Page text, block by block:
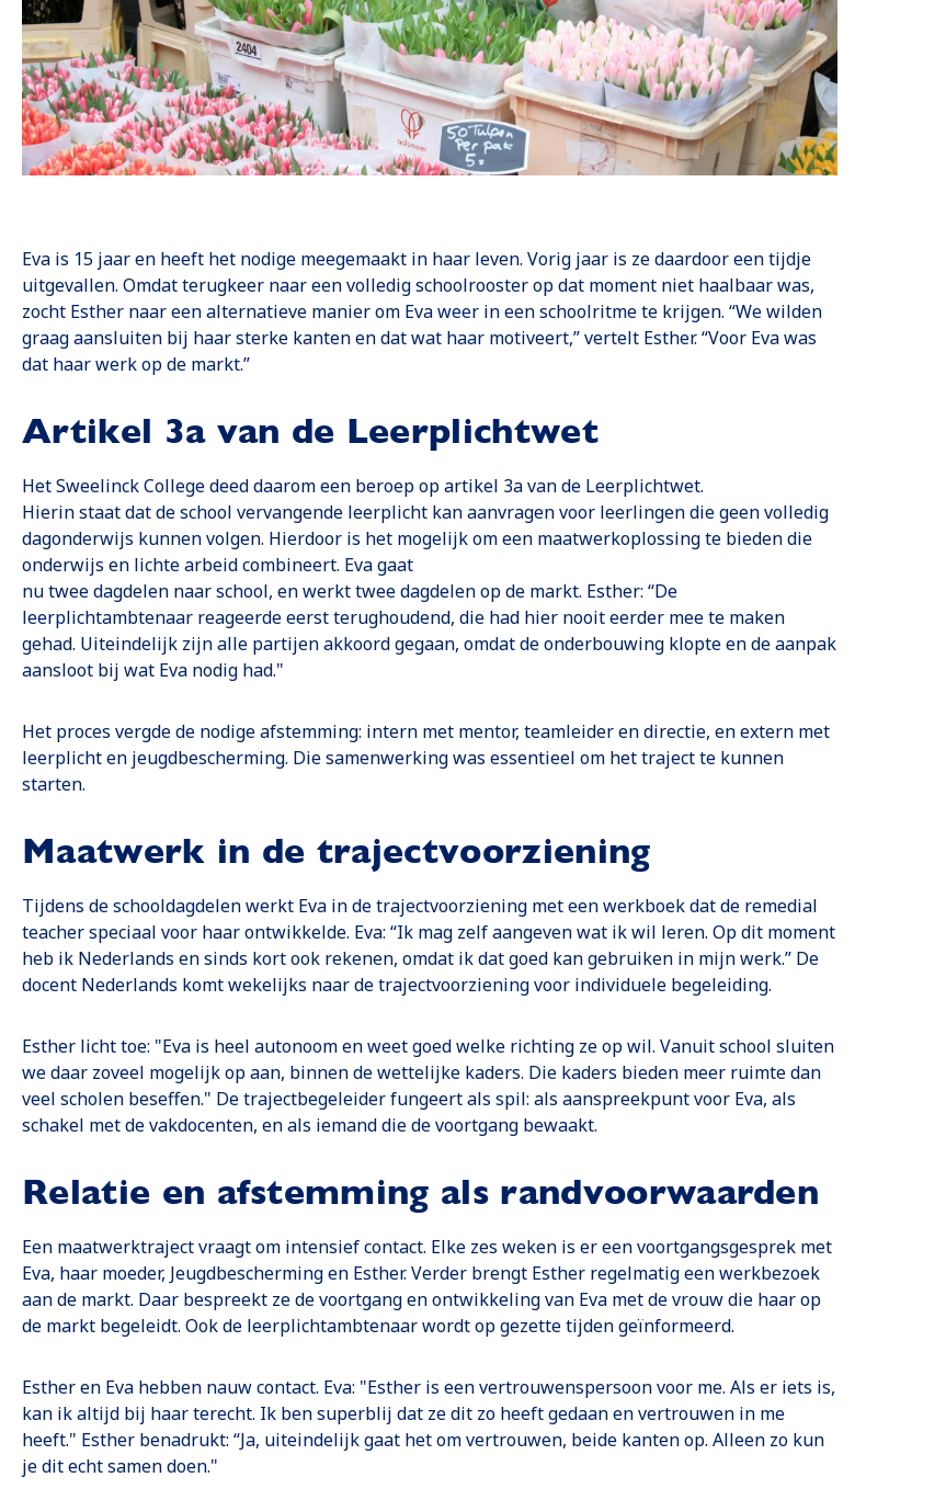
Eva is 15 jaar en heeft het nodige meegemaakt in haar leven. Vorig jaar is ze daardoor een tijdje
uitgevallen. Omdat terugkeer naar een volledig schoolrooster op dat moment niet haalbaar was,
zocht Esther naar een alternatieve manier om Eva weer in een schoolritme te krijgen. “We wilden
graag aansluiten bij haar sterke kanten en dat wat haar motiveert,” vertelt Esther. “Voor Eva was
dat haar werk op de markt.”
Artikel 3a van de Leerplichtwet
Het Sweelinck College deed daarom een beroep op artikel 3a van de Leerplichtwet.
Hierin staat dat de school vervangende leerplicht kan aanvragen voor leerlingen die geen volledig
dagonderwijs kunnen volgen. Hierdoor is het mogelijk om een maatwerkoplossing te bieden die
onderwijs en lichte arbeid combineert. Eva gaat
nu twee dagdelen naar school, en werkt twee dagdelen op de markt. Esther: “De
leerplichtambtenaar reageerde eerst terughoudend, die had hier nooit eerder mee te maken
gehad. Uiteindelijk zijn alle partijen akkoord gegaan, omdat de onderbouwing klopte en de aanpak
aansloot bij wat Eva nodig had."
Het proces vergde de nodige afstemming: intern met mentor, teamleider en directie, en extern met
leerplicht en jeugdbescherming. Die samenwerking was essentieel om het traject te kunnen
starten.
Maatwerk in de trajectvoorziening
Tijdens de schooldagdelen werkt Eva in de trajectvoorziening met een werkboek dat de remedial
teacher speciaal voor haar ontwikkelde. Eva: “Ik mag zelf aangeven wat ik wil leren. Op dit moment
heb ik Nederlands en sinds kort ook rekenen, omdat ik dat goed kan gebruiken in mijn werk.” De
docent Nederlands komt wekelijks naar de trajectvoorziening voor individuele begeleiding.
Esther licht toe: "Eva is heel autonoom en weet goed welke richting ze op wil. Vanuit school sluiten
we daar zoveel mogelijk op aan, binnen de wettelijke kaders. Die kaders bieden meer ruimte dan
veel scholen beseffen." De trajectbegeleider fungeert als spil: als aanspreekpunt voor Eva, als
schakel met de vakdocenten, en als iemand die de voortgang bewaakt.
Relatie en afstemming als randvoorwaarden
Een maatwerktraject vraagt om intensief contact. Elke zes weken is er een voortgangsgesprek met
Eva, haar moeder, Jeugdbescherming en Esther. Verder brengt Esther regelmatig een werkbezoek
aan de markt. Daar bespreekt ze de voortgang en ontwikkeling van Eva met de vrouw die haar op
de markt begeleidt. Ook de leerplichtambtenaar wordt op gezette tijden geïnformeerd.
Esther en Eva hebben nauw contact. Eva: "Esther is een vertrouwenspersoon voor me. Als er iets is,
kan ik altijd bij haar terecht. Ik ben superblij dat ze dit zo heeft gedaan en vertrouwen in me
heeft." Esther benadrukt: “Ja, uiteindelijk gaat het om vertrouwen, beide kanten op. Alleen zo kun
je dit echt samen doen."